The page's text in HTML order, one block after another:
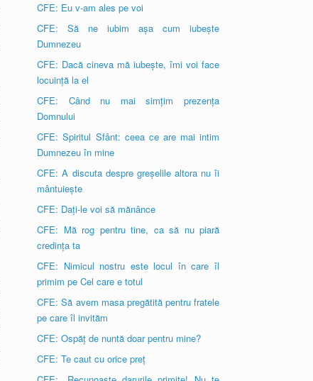
CFE: Eu v-am ales pe voi
CFE: Să ne iubim așa cum iubește
Dumnezeu
CFE: Dacă cineva mă iubește, îmi voi face
locuință la el
CFE: Când nu mai simțim prezența
Domnului
CFE: Spiritul Sfânt: ceea ce are mai intim
Dumnezeu în mine
CFE: A discuta despre greșelile altora nu îi
mântuiește
CFE: Dați-le voi să mănânce
CFE: Mă rog pentru tine, ca să nu piară
credința ta
CFE: Nimicul nostru este locul în care îl
primim pe Cel care e totul
CFE: Să avem masa pregătită pentru fratele
pe care îl invităm
CFE: Ospăț de nuntă doar pentru mine?
CFE: Te caut cu orice preț